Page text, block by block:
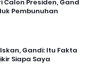
Calon Presiden, Gand
Pembunuhan
Gandi: Itu Fakta
Siapa Saya